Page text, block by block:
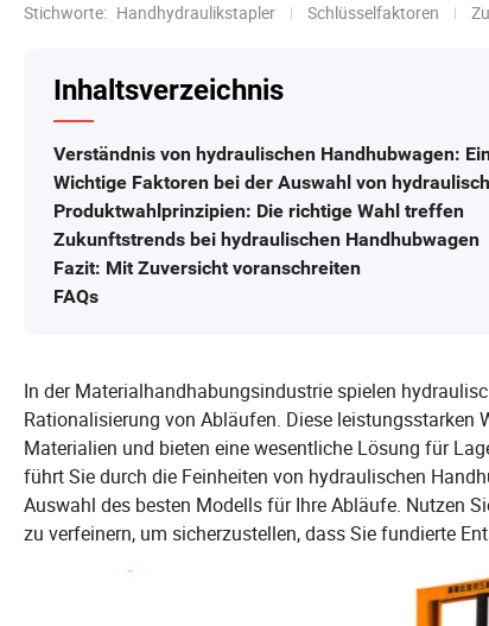
Stichworte: Handhydraulikstapler Schlüsselfaktoren
Inhaltsverzeichnis
Verständnis von hydraulischen Handhubwagen:
Wichtige Faktoren bei der Auswahl von
Produktwahlprinzipien: Die richtige Wahl treffen
Zukunftstrends bei hydraulischen Handhubwagen
Fazit: Mit Zuversicht voranschreiten
FAQs
In der Materialhandhabungsindustrie spielen
Rationalisierung von Abläufen. Diese leistungsstarken
Materialien und bieten eine wesentliche Lösung für
führt Sie durch die Feinheiten von hydraulischen
Auswahl des besten Modells für Ihre Abläufe. Nutzen
zu verfeinern, um sicherzustellen, dass Sie fundierte